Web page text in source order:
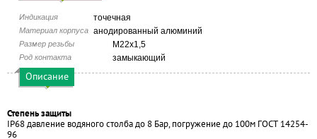
Индикация точечная
Материал корпуса анодированный алюминий
Размер резьбы М22х1,5
Род контакта замыкающий
Описание
Степень защиты
IP68 давление водяного столба до 8 Бар, погружение до 100м ГОСТ 14254-
96